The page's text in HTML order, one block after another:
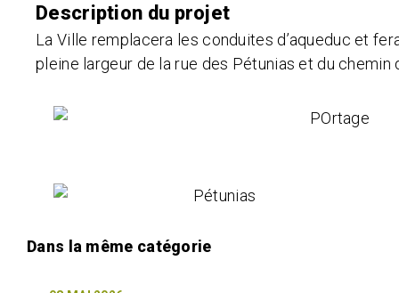
Description du projet
La Ville remplacera les conduites d’aqueduc et
pleine largeur de la rue des Pétunias et du chemin